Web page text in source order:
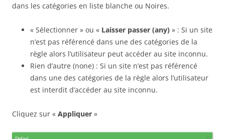
dans les catégories en liste blanche ou Noires.
« Sélectionner » ou « Laisser passer (any) » : Si un site
n’est pas référencé dans une des catégories de la
règle alors l’utilisateur peut accéder au site inconnu.
Rien d’autre (none) : Si un site n’est pas référencé
dans une des catégories de la règle alors l’utilisateur
est interdit d’accéder au site inconnu.
Cliquez sur « Appliquer »